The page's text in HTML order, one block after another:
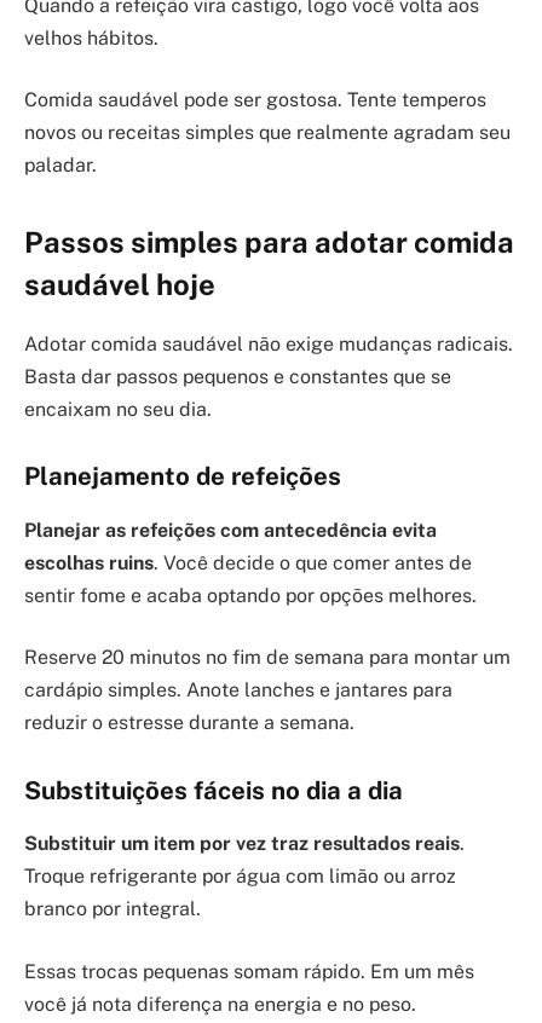
Quando a refeição vira castigo, logo você volta aos
velhos hábitos.
Comida saudável pode ser gostosa. Tente temperos
novos ou receitas simples que realmente agradam seu
paladar.
Passos simples para adotar comida
saudável hoje
Adotar comida saudável não exige mudanças radicais.
Basta dar passos pequenos e constantes que se
encaixam no seu dia.
Planejamento de refeições
Planejar as refeições com antecedência evita
escolhas ruins. Você decide o que comer antes de
sentir fome e acaba optando por opções melhores.
Reserve 20 minutos no fim de semana para montar um
cardápio simples. Anote lanches e jantares para
reduzir o estresse durante a semana.
Substituições fáceis no dia a dia
Substituir um item por vez traz resultados reais.
Troque refrigerante por água com limão ou arroz
branco por integral.
Essas trocas pequenas somam rápido. Em um mês
você já nota diferença na energia e no peso.